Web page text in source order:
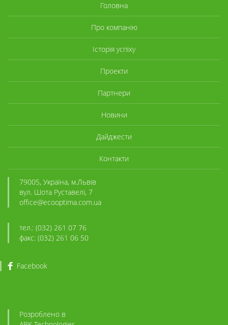
Головна
Про компанію
Історія успіху
Проекти
Партнери
Новини
Дайджести
Контакти
79005, Україна, м.Львів
вул. Шота Руставелі, 7
office@ecooptima.com.ua
тел.: (032) 261 07 76
факс: (032) 261 06 50
Facebook
Розроблено в